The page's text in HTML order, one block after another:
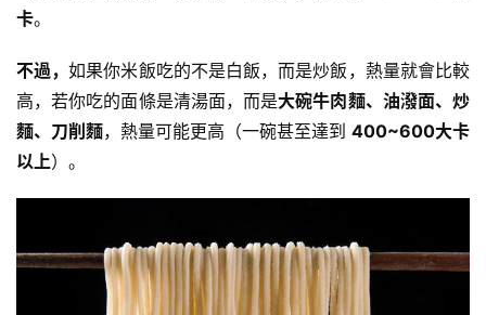
卡。
不過，如果你米飯吃的不是白飯，而是炒飯 ，熱量就會比較
高，若你吃的面條是清湯面，而是大碗牛肉麵、 油潑面、炒
麵、 刀削麵，熱量可能更高（一碗甚至達到 400~600大卡
以上）。